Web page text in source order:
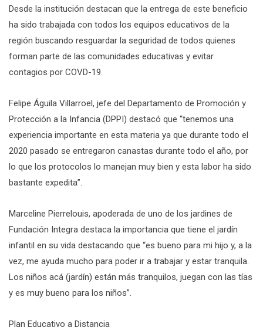
Desde la institución destacan que la entrega de este beneficio
ha sido trabajada con todos los equipos educativos de la
región buscando resguardar la seguridad de todos quienes
forman parte de las comunidades educativas y evitar
contagios por COVD-19.
Felipe Águila Villarroel, jefe del Departamento de Promoción y
Protección a la Infancia (DPPI) destacó que “tenemos una
experiencia importante en esta materia ya que durante todo el
2020 pasado se entregaron canastas durante todo el año, por
lo que los protocolos lo manejan muy bien y esta labor ha sido
bastante expedita”.
Marceline Pierrelouis, apoderada de uno de los jardines de
Fundación Integra destaca la importancia que tiene el jardín
infantil en su vida destacando que “es bueno para mi hijo y, a la
vez, me ayuda mucho para poder ir a trabajar y estar tranquila.
Los niños acá (jardín) están más tranquilos, juegan con las tías
y es muy bueno para los niños”.
Plan Educativo a Distancia